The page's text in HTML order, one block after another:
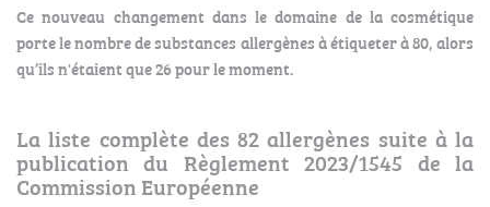
Ce nouveau changement dans le domaine de la cosmétique
porte le nombre de substances allergènes à étiqueter à 80, alors
qu’ils n'étaient que 26 pour le moment.
La liste complète des 82 allergènes suite à la
publication du Règlement 2023/1545 de la
Commission Européenne